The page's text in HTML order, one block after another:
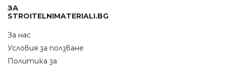
ЗА
STROITELNIMATERIALI.BG
За нас
Условия за ползване
Политика за